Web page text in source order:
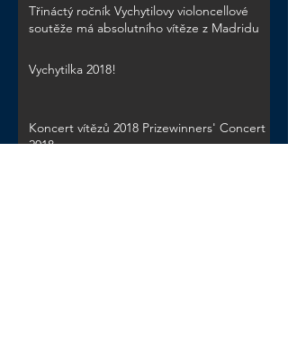
Třináctý ročník Vychytilovy violoncellové
soutěže má absolutního vítěze z Madridu
Vychytilka 2018!
Koncert vítězů 2018 Prizewinners' Concert
2018